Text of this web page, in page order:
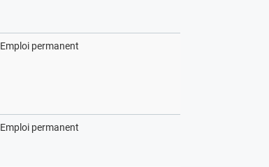
Emploi permanent
Emploi permanent